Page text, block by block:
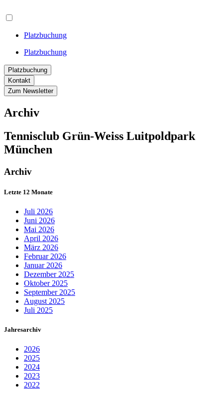
Platzbuchung
Platzbuchung
Platzbuchung
Kontakt
Zum Newsletter
Archiv
Tennisclub Grün-Weiss Luitpoldpark
München
Archiv
Letzte 12 Monate
Juli 2026
Juni 2026
Mai 2026
April 2026
März 2026
Februar 2026
Januar 2026
Dezember 2025
Oktober 2025
September 2025
August 2025
Juli 2025
Jahresarchiv
2026
2025
2024
2023
2022